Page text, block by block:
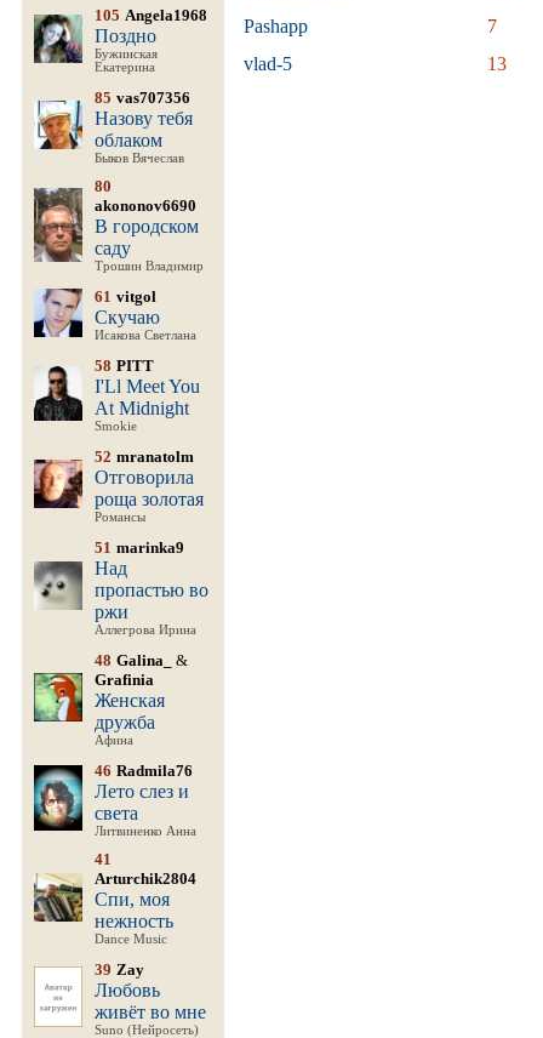
105 Angela1968
Поздно
Бужинская
Екатерина
85 vas707356
Назову тебя
облаком
Быков Вячеслав
80
akononov6690
В городском
саду
Трошин Владимир
61 vitgol
Скучаю
Исакова Светлана
58 PITT
I'Ll Meet You
At Midnight
Smokie
52 mranatolm
Отговорила
роща золотая
Романсы
51 marinka9
Над
пропастью во
ржи
Аллегрова Ирина
48 Galina_
&
Grafinia
Женская
дружба
Афина
46 Radmila76
Лето слез и
света
Литвиненко Анна
41
Arturchik2804
Спи, моя
нежность
Dance Music
39 Zay
Любовь
живёт во мне
Suno (Нейросеть)
Pashapp
7
vlad-5
13